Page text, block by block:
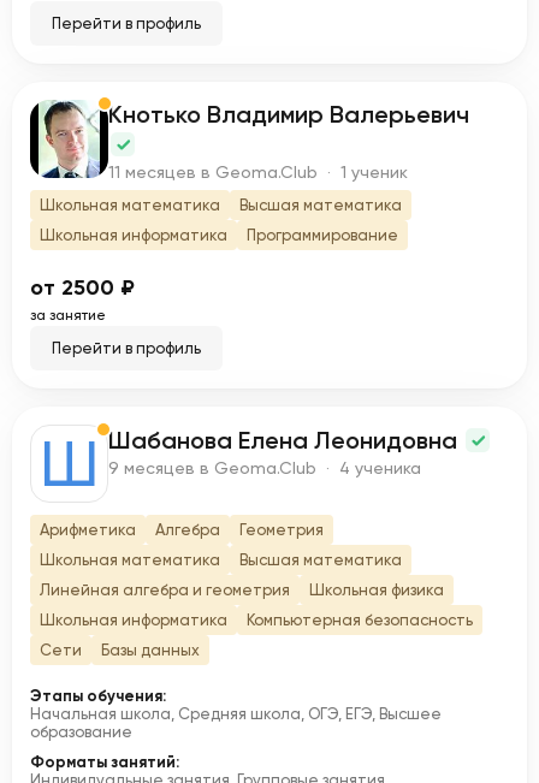
Перейти в профиль
К Кнотько Владимир Валерьевич
11 месяцев в Geoma.Club · 1 ученик
Школьная математика
Высшая математика
Школьная информатика
Программирование
от 2500 ₽
за занятие
Перейти в профиль
Ш Шабанова Елена Леонидовна
9 месяцев в Geoma.Club · 4 ученика
Арифметика Алгебра
Геометрия
Школьная математика
Высшая математика
Линейная алгебра и геометрия
Школьная физика
Школьная информатика
Компьютерная безопасность
Сети
Базы данных
Этапы обучения:
Начальная школа, Средняя школа, ОГЭ, ЕГЭ, Высшее
образование
Форматы занятий: